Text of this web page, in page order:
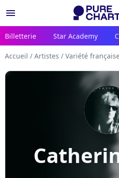
menu
Billetterie Star Academy
Accueil / Artistes / Variété